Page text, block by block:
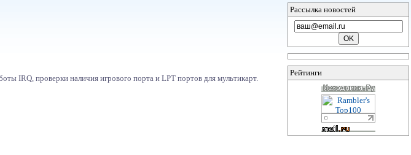
IRQ, проверки наличия игрового порта и LPT портов для мультикарт.
Рассылка новостей
Рейтинги